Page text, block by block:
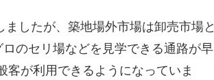
したが、築地場外市場は卸売市場と
のセリ場などを見学できる通路が早
が利用できるようになっていま